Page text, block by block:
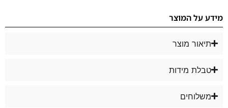
מידע על המוצר
תיאור מוצר
טבלת מידות
משלוחים